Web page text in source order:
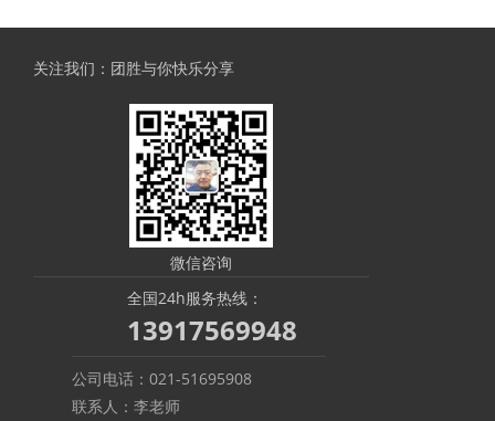
关注我们：团胜与你快乐分享
微信咨询
全国24h服务热线：
13917569948
公司电话：021-51695908
联系人：李老师